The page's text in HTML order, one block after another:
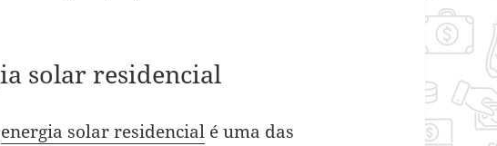
solar residencial
energia solar residencial é uma das